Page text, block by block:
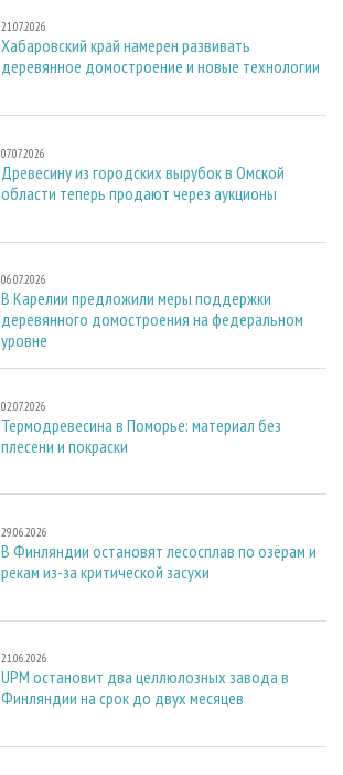
21.07.2026
Хабаровский край намерен развивать
деревянное домостроение и новые технологии
07.07.2026
Древесину из городских вырубок в Омской
области теперь продают через аукционы
06.07.2026
В Карелии предложили меры поддержки
деревянного домостроения на федеральном
уровне
02.07.2026
Термодревесина в Поморье: материал без
плесени и покраски
29.06.2026
В Финляндии остановят лесосплав по озёрам и
рекам из-за критической засухи
21.06.2026
UPM остановит два целлюлозных завода в
Финляндии на срок до двух месяцев